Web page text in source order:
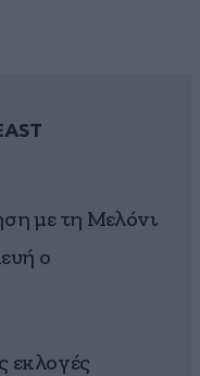
με τη Μελόνι
ο
εκλογές